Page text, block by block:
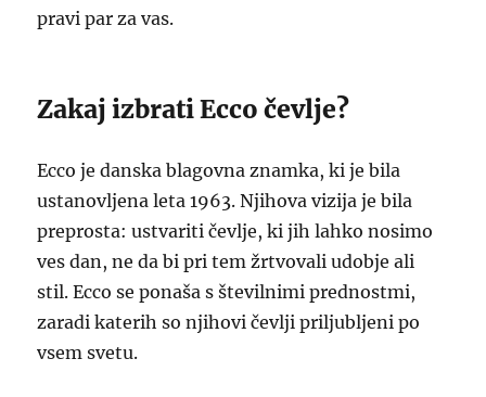
pravi par za vas.
Zakaj izbrati Ecco čevlje?
Ecco je danska blagovna znamka, ki je bila
ustanovljena leta 1963. Njihova vizija je bila
preprosta: ustvariti čevlje, ki jih lahko nosimo
ves dan, ne da bi pri tem žrtvovali udobje ali
stil. Ecco se ponaša s številnimi prednostmi,
zaradi katerih so njihovi čevlji priljubljeni po
vsem svetu.